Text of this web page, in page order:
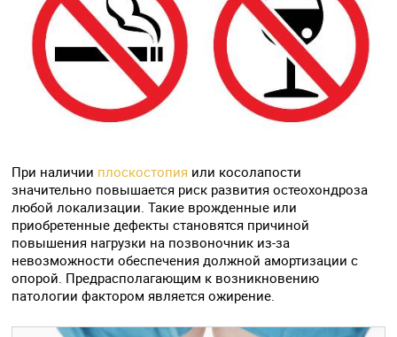
При наличии плоскостопия или косолапости
значительно повышается риск развития остеохондроза
любой локализации. Такие врожденные или
приобретенные дефекты становятся причиной
повышения нагрузки на позвоночник из-за
невозможности обеспечения должной амортизации с
опорой. Предрасполагающим к возникновению
патологии фактором является ожирение.